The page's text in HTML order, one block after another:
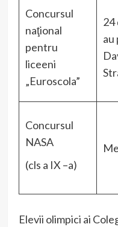
Concursul
naţional
pentru
liceeni
„Euroscola”
24
au
Concursul
NASA
(cls a IX –a)
Elevii olimpici ai